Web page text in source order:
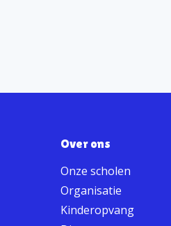
Over ons
Onze scholen
Organisatie
Kinderopvang